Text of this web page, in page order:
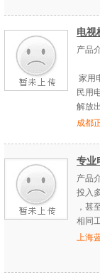
电视
产品
家用
民用
解放
成都
专业
产品
投入
，甚
相同
上海